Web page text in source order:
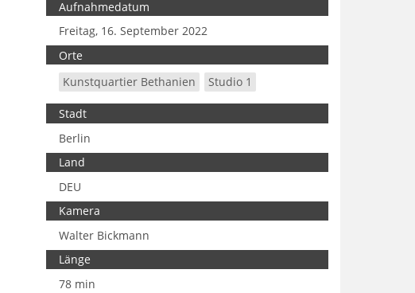
Aufnahmedatum
Freitag, 16. September 2022
Orte
Kunstquartier Bethanien
Studio 1
Stadt
Berlin
Land
DEU
Kamera
Walter Bickmann
Länge
78 min